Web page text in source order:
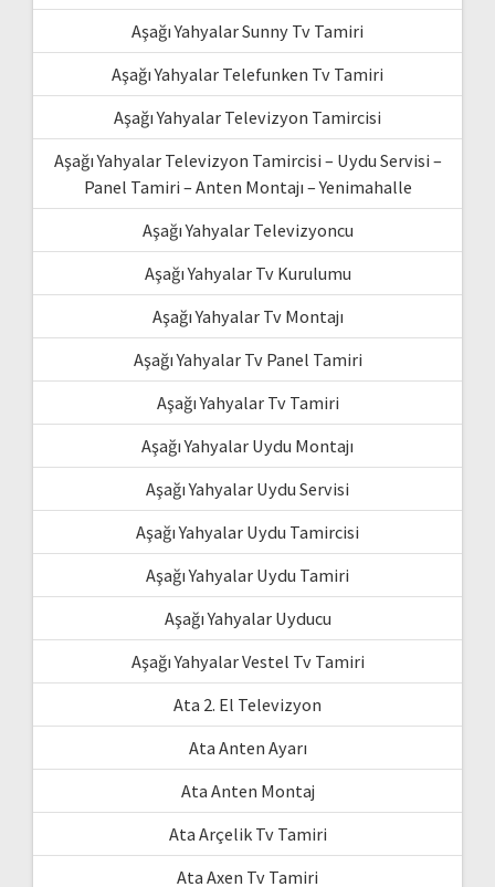
Aşağı Yahyalar Sunny Tv Tamiri
Aşağı Yahyalar Telefunken Tv Tamiri
Aşağı Yahyalar Televizyon Tamircisi
Aşağı Yahyalar Televizyon Tamircisi – Uydu Servisi –
Panel Tamiri – Anten Montajı – Yenimahalle
Aşağı Yahyalar Televizyoncu
Aşağı Yahyalar Tv Kurulumu
Aşağı Yahyalar Tv Montajı
Aşağı Yahyalar Tv Panel Tamiri
Aşağı Yahyalar Tv Tamiri
Aşağı Yahyalar Uydu Montajı
Aşağı Yahyalar Uydu Servisi
Aşağı Yahyalar Uydu Tamircisi
Aşağı Yahyalar Uydu Tamiri
Aşağı Yahyalar Uyducu
Aşağı Yahyalar Vestel Tv Tamiri
Ata 2. El Televizyon
Ata Anten Ayarı
Ata Anten Montaj
Ata Arçelik Tv Tamiri
Ata Axen Tv Tamiri